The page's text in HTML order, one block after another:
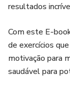
resultados
Com este E-
de exercícios
motivação para
saudável para